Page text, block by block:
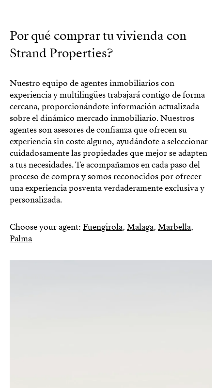
Por qué comprar tu vivienda con
Strand Properties?
Nuestro equipo de agentes inmobiliarios con
experiencia y multilingües trabajará contigo de forma
cercana, proporcionándote información actualizada
sobre el dinámico mercado inmobiliario. Nuestros
agentes son asesores de confianza que ofrecen su
experiencia sin coste alguno, ayudándote a seleccionar
cuidadosamente las propiedades que mejor se adapten
a tus necesidades. Te acompañamos en cada paso del
proceso de compra y somos reconocidos por ofrecer
una experiencia posventa verdaderamente exclusiva y
personalizada.
Choose your agent: Fuengirola, Malaga, Marbella,
Palma